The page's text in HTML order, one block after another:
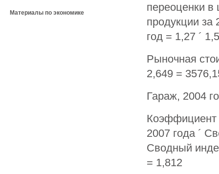
переоценки в
продукции за
год = 1,27 ´
Рыночная
2,649 =
Гараж, 2004
Коэффициент
2007 года ´
Сводный
= 1,812
Материалы по экономике